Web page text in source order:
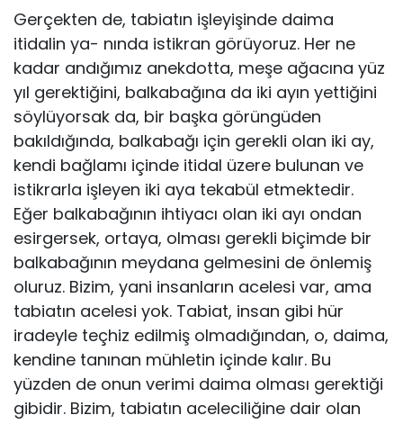
Gerçekten de, tabiatın işleyişinde daima
itidalin ya- nında istikran görüyoruz. Her ne
kadar andığımız anek­dotta, meşe ağacına yüz
yıl gerektiğini, balkabağına da iki ayın yettiğini
söylüyorsak da, bir başka görüngüden
bakıldığında, balkabağı için gerekli olan iki ay,
kendi bağ­lamı içinde itidal üzere bulunan ve
istikrarla işleyen iki aya tekabül etmektedir.
Eğer balkabağının ihtiyacı olan iki ayı ondan
esirgersek, ortaya, olması gerekli biçimde bir
balkabağının meydana gelmesini de önlemiş
oluruz. Bizim, yani insanların acelesi var, ama
tabiatın acelesi yok. Tabiat, insan gibi hür
iradeyle teçhiz edilmiş olmadı­ğından, o, daima,
kendine tanınan mühletin içinde kalır. Bu
yüzden de onun verimi daima olması gerektiği
gibi­dir. Bizim, tabiatın aceleciliğine dair olan